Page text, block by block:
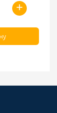
+